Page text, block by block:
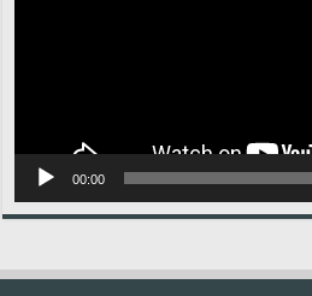
00:00